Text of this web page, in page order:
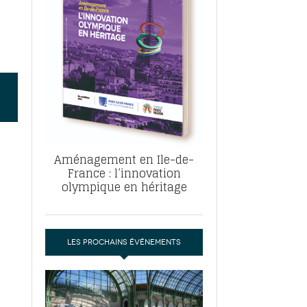
ABF, ZAC : F. Vauglin détaille sa
pour l’urbanisme parisien- 17
de la tech et de la finance
marché de la location de luxe-
Aménagement en Ile-de-
France : l’innovation
olympique en héritage
LES PROCHAINS ÉVÉNEMENTS